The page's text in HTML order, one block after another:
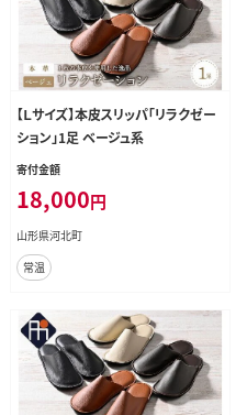
【Ｌサイズ】本皮スリッパ「リラクゼー
ション」1足 ベージュ系
寄付金額
18,000円
山形県河北町
常温